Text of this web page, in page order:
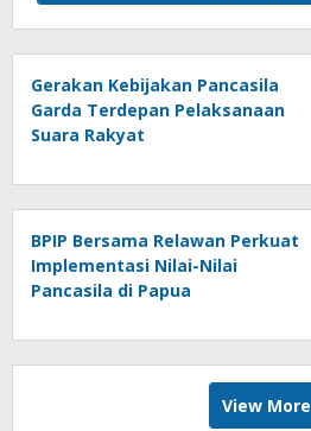
Gerakan Kebijakan Pancasila
Garda Terdepan Pelaksanaan
Suara Rakyat
BPIP Bersama Relawan Perkuat
Implementasi Nilai-Nilai
Pancasila di Papua
View More